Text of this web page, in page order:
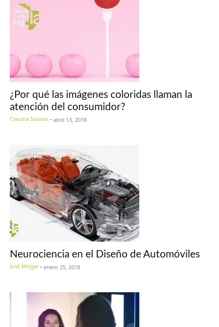
¿Por qué las imágenes coloridas llaman la
atención del consumidor?
Claudia Solares - abril 13, 2018
Neurociencia en el Diseño de Automóviles
José Melgar - enero 25, 2018